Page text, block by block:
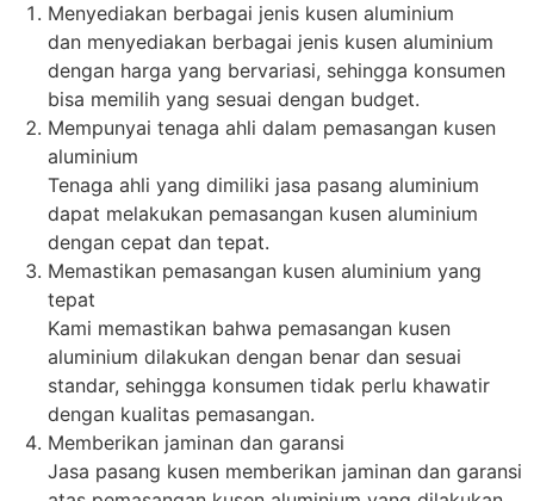
Menyediakan berbagai jenis kusen aluminium
dan menyediakan berbagai jenis kusen aluminium
dengan harga yang bervariasi, sehingga konsumen
bisa memilih yang sesuai dengan budget.
Mempunyai tenaga ahli dalam pemasangan kusen
aluminium
Tenaga ahli yang dimiliki jasa pasang aluminium
dapat melakukan pemasangan kusen aluminium
dengan cepat dan tepat.
Memastikan pemasangan kusen aluminium yang
tepat
Kami memastikan bahwa pemasangan kusen
aluminium dilakukan dengan benar dan sesuai
standar, sehingga konsumen tidak perlu khawatir
dengan kualitas pemasangan.
Memberikan jaminan dan garansi
Jasa pasang kusen memberikan jaminan dan garansi